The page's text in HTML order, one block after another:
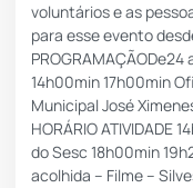
voluntários e as
para esse evento
14h00min 17h00min
Municipal José
HORÁRIO ATIVIDADE
do Sesc 18h00min
acolhida – Filme –